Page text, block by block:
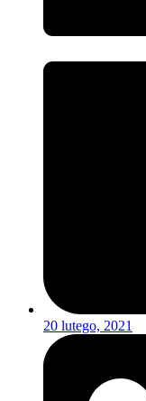
20 lutego, 2021